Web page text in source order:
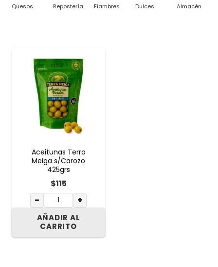
Quesos Repostería Fiambres Dulces Almacén
Aceitunas Terra
Meiga s/Carozo
425grs
$115
− +
AÑADIR AL
CARRITO